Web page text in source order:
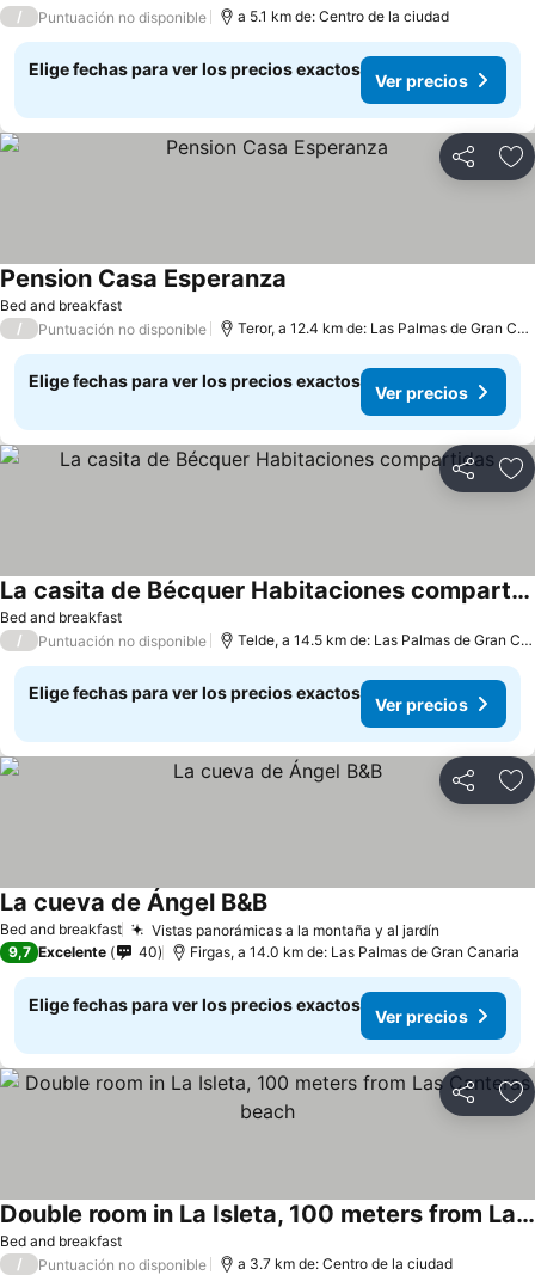
/
Puntuación no disponible a 5.1 km de: Centro de la ciudad
Elige fechas para ver los precios exactos
Ver precios
Compartir
Bed and breakfast
Pension Casa Esperanza
/ Puntuación no disponible Teror, a 12.4 km de: Las Palmas de Gran Canaria
Elige fechas para ver los precios exactos
Ver precios
Compartir
Bed and breakfast
La casita de Bécquer Habitaciones compartidas
/ Puntuación no disponible Telde, a 14.5 km de: Las Palmas de Gran Canaria
Elige fechas para ver los precios exactos
Ver precios
Compartir
Bed and breakfast Vistas panorámicas a la montaña y al jardín
La cueva de Ángel B&B
9,7 Excelente 40 Firgas, a 14.0 km de: Las Palmas de Gran Canaria
Elige fechas para ver los precios exactos
Ver precios
Compartir
Bed and breakfast
Double room in La Isleta, 100 meters from Las Canteras beach
/ Puntuación no disponible a 3.7 km de: Centro de la ciudad